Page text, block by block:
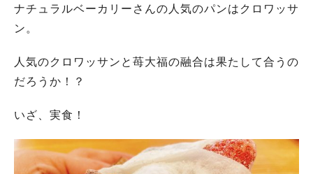
ナチュラルベーカリーさんの人気のパンはクロワッサ
ン。
人気のクロワッサンと苺大福の融合は果たして合うの
だろうか！？
いざ、実食！